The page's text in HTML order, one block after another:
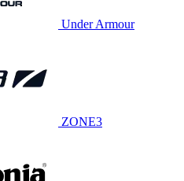
Under Armour
ZONE3